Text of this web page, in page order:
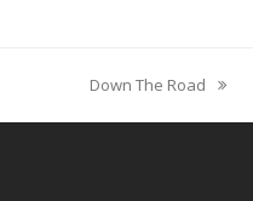
next
post:
Down The Road